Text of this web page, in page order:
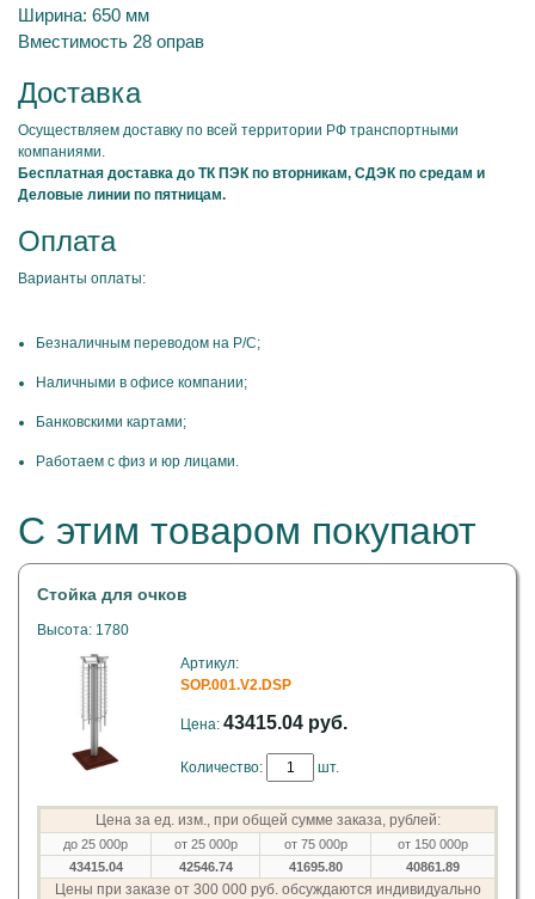
Ширина: 650 мм
Вместимость 28 оправ
Доставка
Осуществляем доставку по всей территории РФ транспортными
компаниями.
Бесплатная доставка до ТК ПЭК по вторникам, СДЭК по средам и
Деловые линии по пятницам.
Оплата
Варианты оплаты:
Безналичным переводом на Р/С;
Наличными в офисе компании;
Банковскими картами;
Работаем с физ и юр лицами.
С этим товаром покупают
Стойка для очков
Высота: 1780
Артикул:
SOP.001.V2.DSP
Цена: 43415.04 руб.
Количество: шт.
Цена за ед. изм., при общей сумме заказа, рублей:
до 25 000р от 25 000р от 75 000р
от 150 000р
43415.04
42546.74 41695.80 40861.89
Цены при заказе от 300 000 руб. обсуждаются индивидуально